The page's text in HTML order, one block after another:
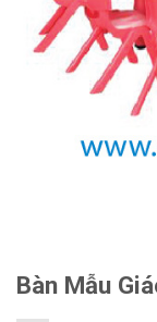
Bàn Mẫu